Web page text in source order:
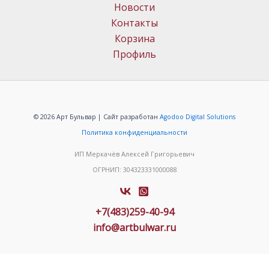
Новости
Контакты
Корзина
Профиль
© 2026 Арт Бульвар | Сайт разработан Agodoo Digital Solutions
Политика конфиденциальности
ИП Меркачёв Алексей Григорьевич
ОГРНИП: 304323331000088
+7(483)259-40-94
info@artbulwar.ru